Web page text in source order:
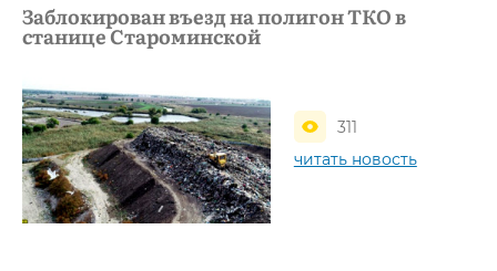
Заблокирован въезд на полигон ТКО в
станице Староминской
311
читать новость